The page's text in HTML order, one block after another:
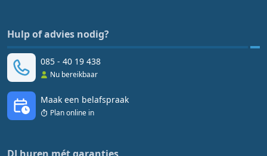
Hulp of advies nodig?
085 - 40 19 438
Nu bereikbaar
Maak een belafspraak
Plan online in